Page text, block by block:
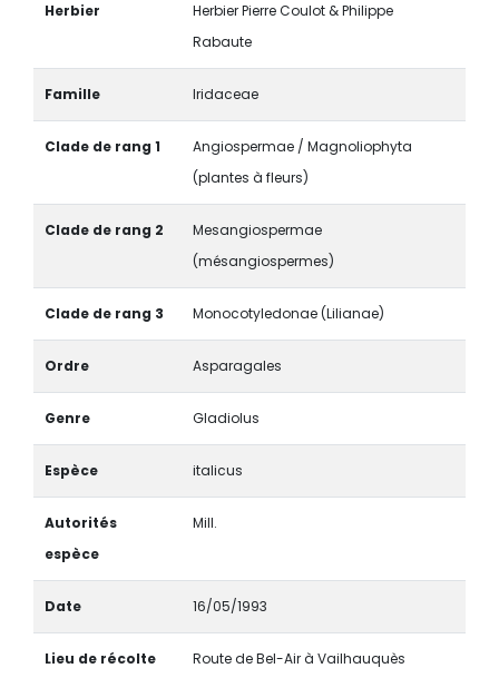
Herbier
Herbier Pierre Coulot & Philippe
Rabaute
Famille Iridaceae
Clade de rang 1
Angiospermae / Magnoliophyta
(plantes à fleurs)
Clade de rang 2
Mesangiospermae
(mésangiospermes)
Clade de rang 3 Monocotyledonae (Lilianae)
Ordre Asparagales
Genre Gladiolus
Espèce italicus
Autorités
espèce
Mill.
Date 16/05/1993
Lieu de récolte Route de Bel-Air à Vailhauquès